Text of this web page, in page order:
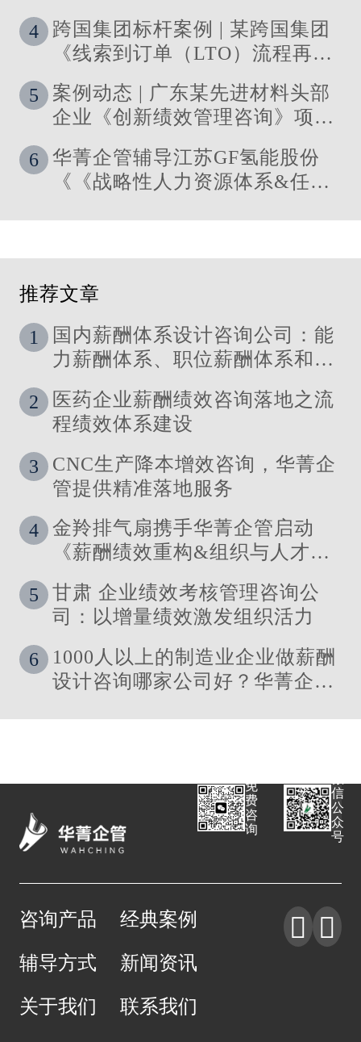
4
跨国集团标杆案例 | 某跨国集团
《线索到订单（LTO）流程再造
与资源优化》 管理咨询项目圆满
落地
5
案例动态 | 广东某先进材料头部
企业《创新绩效管理咨询》项目
6
华菁企管辅导江苏GF氢能股份
《《战略性人力资源体系&任职
推荐文章
1
国内薪酬体系设计咨询公司：能
力薪酬体系、职位薪酬体系和技
2
医药企业薪酬绩效咨询落地之流
程绩效体系建设
3
CNC生产降本增效咨询，华菁企
管提供精准落地服务
4
金羚排气扇携手华菁企管启动
《薪酬绩效重构&组织与人才发
5
甘肃 企业绩效考核管理咨询公
司：以增量绩效激发组织活力
6
1000人以上的制造业企业做薪酬
设计咨询哪家公司好？华菁企管
咨询产品 经典案例
辅导方式 新闻资讯
关于我们 联系我们
 
免
费
咨
询
信
公
众
号